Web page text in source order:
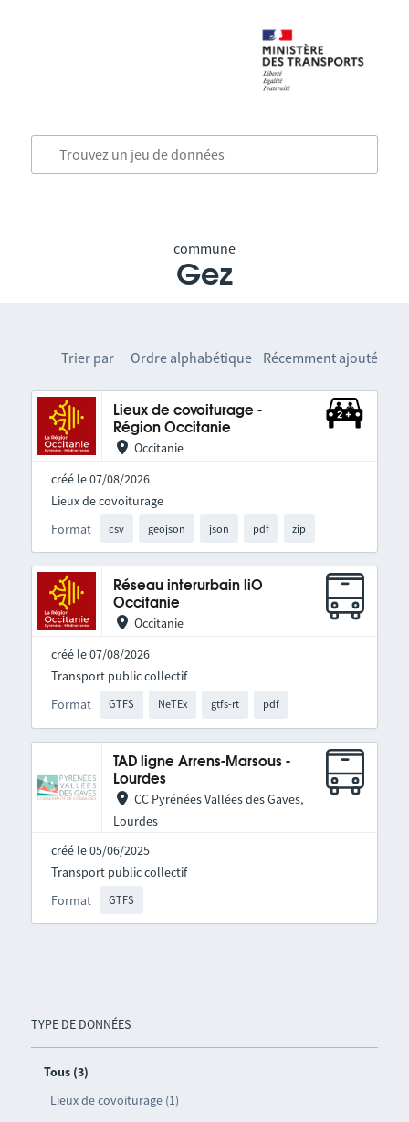
commune
Gez
TYPE DE DONNÉES
Tous (3)
Lieux de covoiturage (1)
Trier par Ordre alphabétique Récemment ajouté
Lieux de covoiturage -
Région Occitanie
Occitanie
créé le 07/08/2026
Format csv geojson json pdf zip
Lieux de covoiturage
Réseau interurbain liO
Occitanie
Occitanie
créé le 07/08/2026
Format GTFS NeTEx gtfs-rt pdf
Transport public collectif
TAD ligne Arrens-Marsous -
Lourdes
CC Pyrénées Vallées des Gaves,
Lourdes
créé le 05/06/2025
Format GTFS
Transport public collectif